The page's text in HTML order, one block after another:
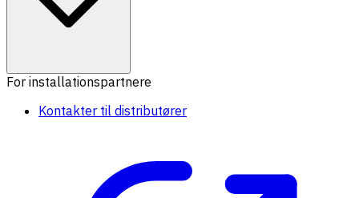
For installationspartnere
Kontakter til distributører